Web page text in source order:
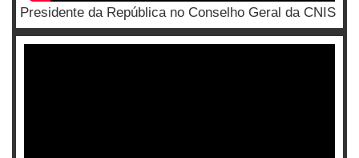
Presidente da República no Conselho Geral da CNIS